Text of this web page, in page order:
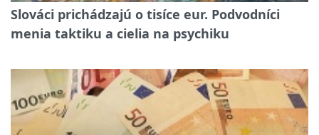
Slováci prichádzajú o tisíce eur. Podvodníci
menia taktiku a cielia na psychiku